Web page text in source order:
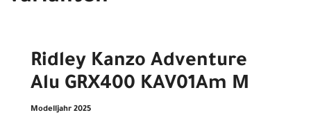
Ridley Kanzo Adventure
Alu GRX400 KAV01Am M
Modelljahr 2025